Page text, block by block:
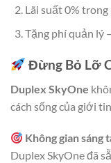
Lãi suất 0% trong
Tặng phí quản lý
Đừng Bỏ Lỡ
Duplex SkyOne
cách sống của giới
Không gian
Duplex SkyOne đã